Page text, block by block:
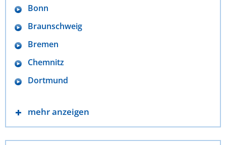
Bonn
Braunschweig
Bremen
Chemnitz
Dortmund
mehr anzeigen